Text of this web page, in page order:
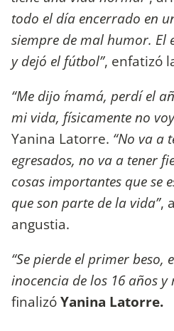
todo el día encerrado en
siempre de mal humor.
y dejó el fútbol”, enfatizó
“Me dijo ´mamá, perdí el
mi vida, físicamente no voy
Yanina Latorre. “No va a
egresados, no va a tener
cosas importantes que se
que son parte de la vida”,
angustia.
“Se pierde el primer beso,
inocencia de los 16 años y
finalizóYanina Latorre.